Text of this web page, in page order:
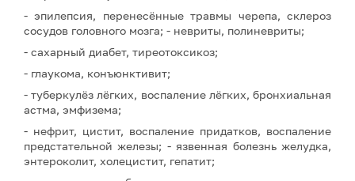
- эпилепсия, перенесённые травмы черепа, склероз
сосудов головного мозга; - невриты, полиневриты;
- сахарный диабет, тиреотоксикоз;
- глаукома, конъюнктивит;
- туберкулёз лёгких, воспаление лёгких, бронхиальная
астма, эмфизема;
- нефрит, цистит, воспаление придатков, воспаление
предстательной железы; - язвенная болезнь желудка,
энтероколит, холецистит, гепатит;